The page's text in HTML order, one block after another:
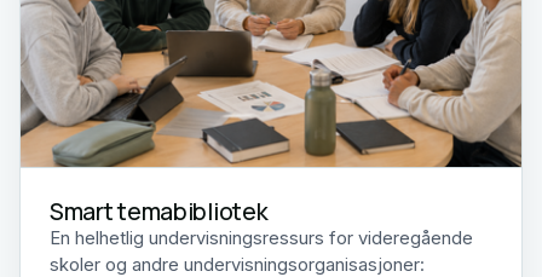
Smart temabibliotek
En helhetlig undervisningsressurs for videregående
skoler og andre undervisningsorganisasjoner: